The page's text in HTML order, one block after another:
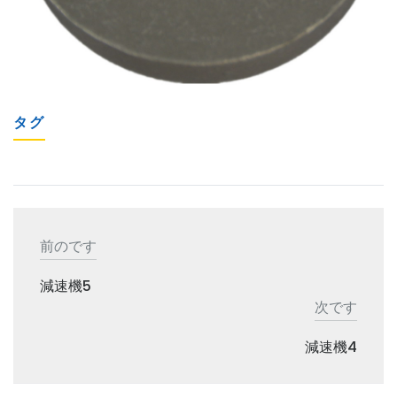
タグ
前のです
減速機5
次です
減速機4